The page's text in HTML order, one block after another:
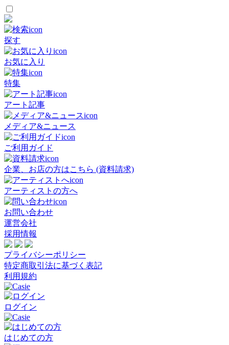
探す
お気に入り
特集
アート記事
メディア&ニュース
ご利用ガイド
企業、お店の方はこちら (資料請求)
アーティストの方へ
お問い合わせ
運営会社
採用情報
プライバシーポリシー
特定商取引法に基づく表記
利用規約
ログイン
はじめての方